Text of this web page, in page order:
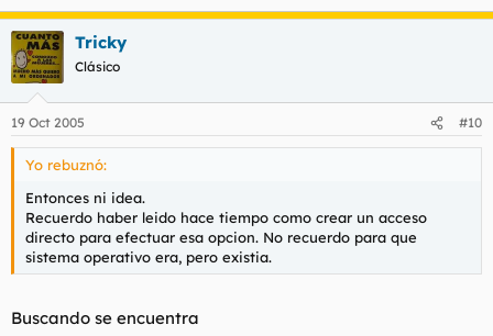
Tricky
Clásico
19 Oct 2005 #10
Yo rebuznó:
Entonces ni idea.
Recuerdo haber leido hace tiempo como crear un acceso
directo para efectuar esa opcion. No recuerdo para que
sistema operativo era, pero existia.
Buscando se encuentra